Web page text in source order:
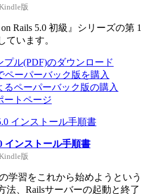
版
Rails 5.0 初級』シリーズの
ています。
プル(PDF)のダウンロード
ペーパーバック版を購入
るペーパーバック版の購入
ートページ
インストール手順書
版
の学習をこれから始めようと
法、Railsサーバーの起動と終